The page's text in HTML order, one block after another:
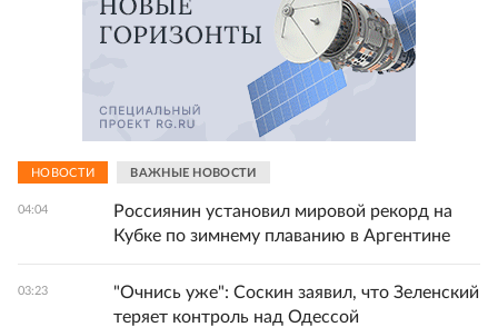
НОВОСТИ ВАЖНЫЕ НОВОСТИ
04:04
Россиянин установил мировой рекорд на
Кубке по зимнему плаванию в Аргентине
03:23
"Очнись уже": Соскин заявил, что Зеленский
теряет контроль над Одессой